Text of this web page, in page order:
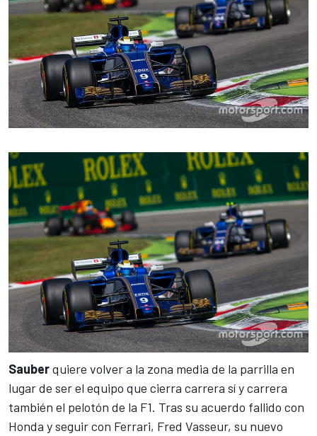
Sauberquiere volver a la zona media de la parrilla en
lugar de ser el equipo que cierra carrera sí y carrera
también el pelotón de la F1. Tras su acuerdo fallido con
Honda y seguir con Ferrari, Fred Vasseur, su nuevo